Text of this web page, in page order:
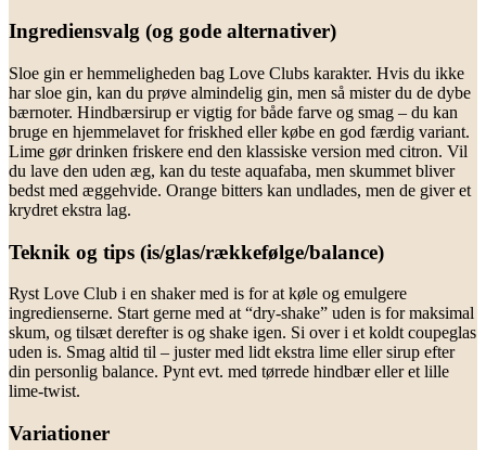
Ingrediensvalg (og gode alternativer)
Sloe gin er hemmeligheden bag Love Clubs karakter. Hvis du ikke
har sloe gin, kan du prøve almindelig gin, men så mister du de dybe
bærnoter. Hindbærsirup er vigtig for både farve og smag – du kan
bruge en hjemmelavet for friskhed eller købe en god færdig variant.
Lime gør drinken friskere end den klassiske version med citron. Vil
du lave den uden æg, kan du teste aquafaba, men skummet bliver
bedst med æggehvide. Orange bitters kan undlades, men de giver et
krydret ekstra lag.
Teknik og tips (is/glas/rækkefølge/balance)
Ryst Love Club i en shaker med is for at køle og emulgere
ingredienserne. Start gerne med at “dry-shake” uden is for maksimal
skum, og tilsæt derefter is og shake igen. Si over i et koldt coupeglas
uden is. Smag altid til – juster med lidt ekstra lime eller sirup efter
din personlig balance. Pynt evt. med tørrede hindbær eller et lille
lime-twist.
Variationer